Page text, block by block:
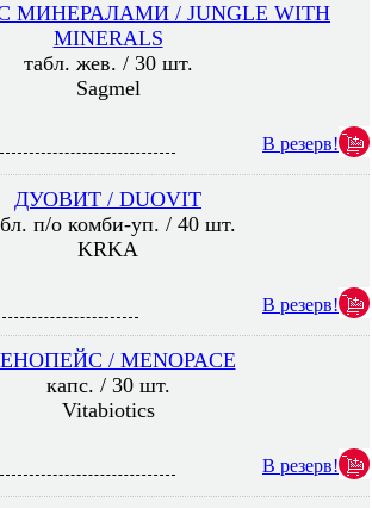
МИНЕРАЛАМИ / JUNGLE WITH
MINERALS
табл. жев. / 30 шт.
Sagmel
В резерв!
ДУОВИТ / DUOVIT
п/о комби-уп. / 40 шт.
KRKA
В резерв!
/ MENOPACE
капс. / 30 шт.
Vitabiotics
В резерв!